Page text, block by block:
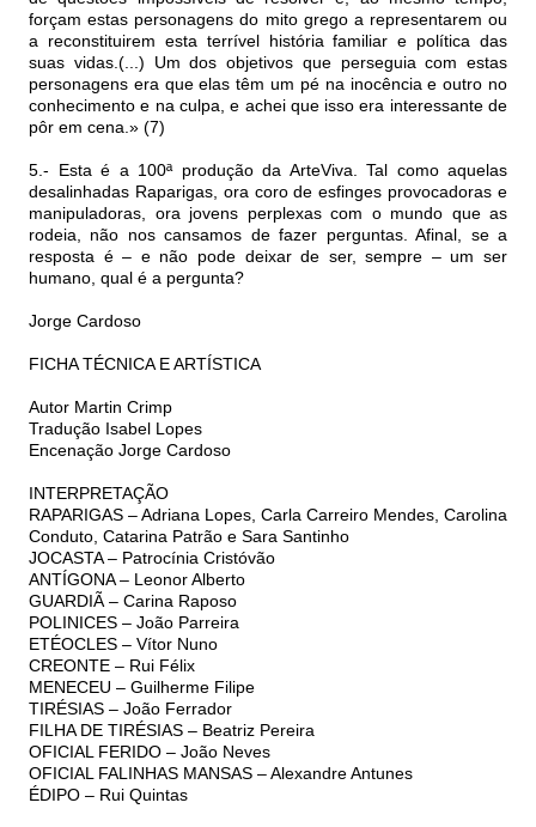
forçam estas personagens do mito grego a representarem ou
a reconstituirem esta terrível história familiar e política das
suas vidas.(...) Um dos objetivos que perseguia com estas
personagens era que elas têm um pé na inocência e outro no
conhecimento e na culpa, e achei que isso era interessante de
pôr em cena.» (7)
5.- Esta é a 100ª produção da ArteViva. Tal como aquelas
desalinhadas Raparigas, ora coro de esfinges provocadoras e
manipuladoras, ora jovens perplexas com o mundo que as
rodeia, não nos cansamos de fazer perguntas. Afinal, se a
resposta é – e não pode deixar de ser, sempre – um ser
humano, qual é a pergunta?
Jorge Cardoso
FICHA TÉCNICA E ARTÍSTICA
Autor Martin Crimp
Tradução Isabel Lopes
Encenação Jorge Cardoso
INTERPRETAÇÃO
RAPARIGAS – Adriana Lopes, Carla Carreiro Mendes, Carolina
Conduto, Catarina Patrão e Sara Santinho
JOCASTA – Patrocínia Cristóvão
ANTÍGONA – Leonor Alberto
GUARDIÃ – Carina Raposo
POLINICES – João Parreira
ETÉOCLES – Vítor Nuno
CREONTE – Rui Félix
MENECEU – Guilherme Filipe
TIRÉSIAS – João Ferrador
FILHA DE TIRÉSIAS – Beatriz Pereira
OFICIAL FERIDO – João Neves
OFICIAL FALINHAS MANSAS – Alexandre Antunes
ÉDIPO – Rui Quintas